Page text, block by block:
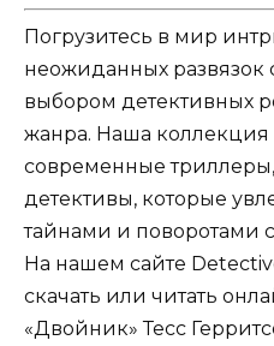
Погрузитесь в мир
неожиданных
выбором детективных
жанра. Наша коллекция
современные
детективы, которые
тайнами и поворотами
На нашем сайте
скачать или читать
«Двойник» Тесс